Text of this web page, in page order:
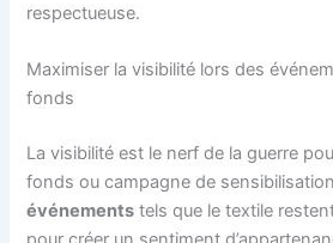
respectueuse.
Maximiser la visibilité lors des
fonds
La visibilité est le nerf de la guerre
fonds ou campagne de
événements tels que le textile